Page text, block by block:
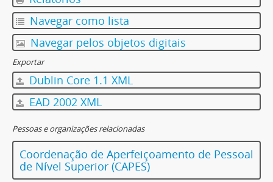
Navegar como lista
Navegar pelos objetos digitais
Exportar
Dublin Core 1.1 XML
EAD 2002 XML
Pessoas e organizações relacionadas
Coordenação de Aperfeiçoamento de Pessoal
de Nível Superior (CAPES)